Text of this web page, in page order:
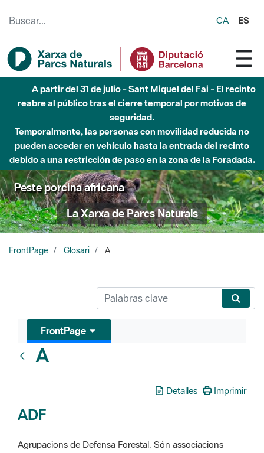
CA ES
A partir del 31 de julio - Sant Miquel del Fai - El recinto
reabre al público tras el cierre temporal por motivos de
seguridad.
Temporalmente, las personas con movilidad reducida no
pueden acceder en vehículo hasta la entrada del recinto
debido a una restricción de paso en la zona de la Foradada.
Peste porcina africana
La Xarxa de Parcs Naturals
FrontPage Glosari A
FrontPage
A
Detalles Imprimir
ADF
Agrupacions de Defensa Forestal. Són associacions